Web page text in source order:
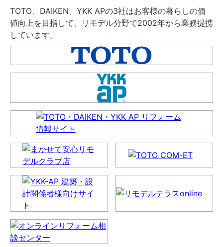
TOTO、DAIKEN、YKK APの3社はお客様の暮らしの価
値向上を目指して、リモデル分野で2002年から業務提携
しています。